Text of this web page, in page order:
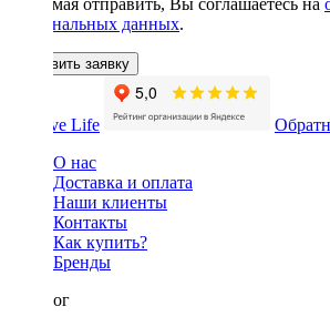
персональных данных.
Оставить заявку
О нас
Доставка и оплата
Наши клиенты
Контакты
Как купить?
Бренды
Каталог